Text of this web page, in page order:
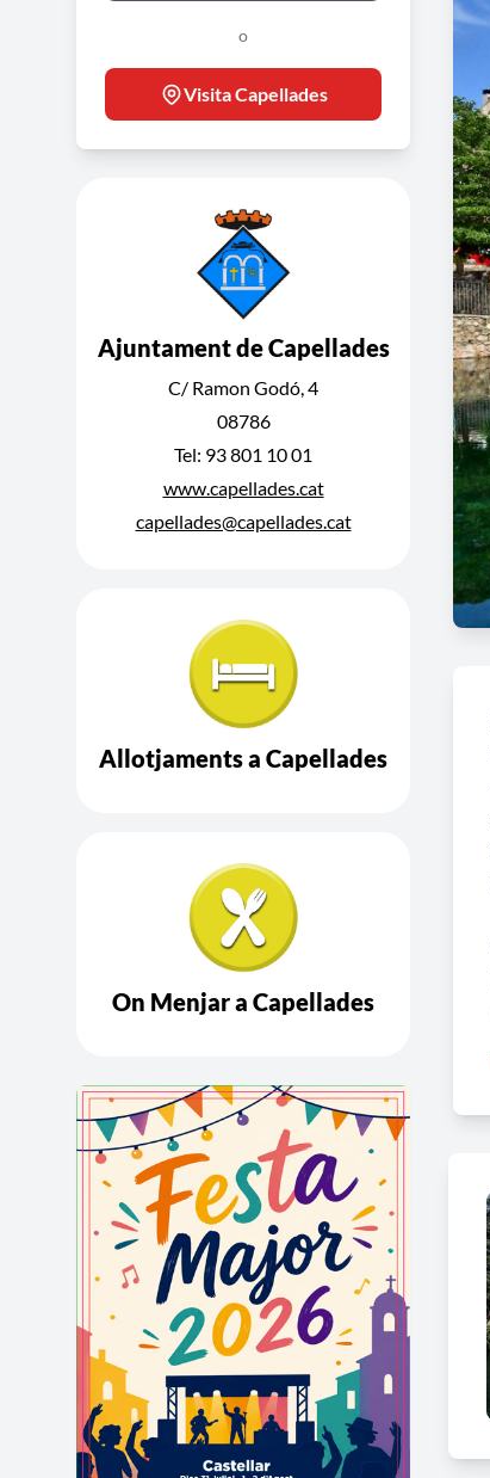
o
Visita Capellades
Ajuntament de Capellades
C/ Ramon Godó, 4
08786
Tel: 93 801 10 01
www.capellades.cat
capellades@capellades.cat
Allotjaments a Capellades
On Menjar a Capellades